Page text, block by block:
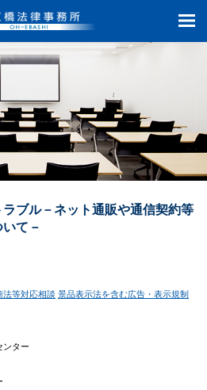
ブル－ネット通販や通信契約等
て－
法等対応相談景品表示法を含む広告・表示規制
ンター